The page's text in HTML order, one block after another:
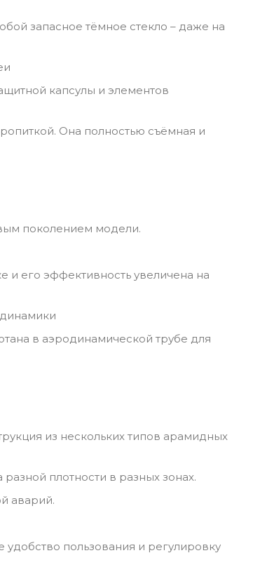
запасное тёмное стекло – даже на
капсулы и элементов
Она полностью съёмная и
поколением модели.
его эффективность увеличена на
в аэродинамической трубе для
из нескольких типов арамидных
плотности в разных зонах.
аварий.
пользования и регулировку